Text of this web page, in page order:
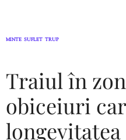
MINTE SUFLET TRUP
Traiul în
obiceiuri
longevitatea